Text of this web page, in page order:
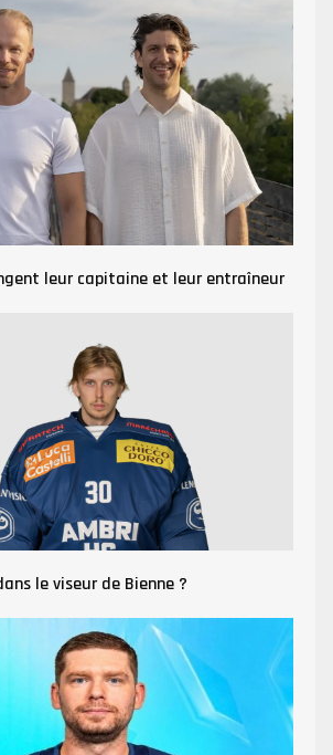
leur capitaine et leur entraîneur
le viseur de Bienne ?